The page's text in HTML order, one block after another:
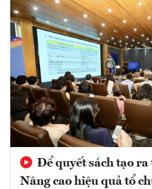
Để quyết sách tạo
Nâng cao hiệu quả tổ